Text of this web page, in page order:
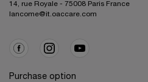
14, rue Royale - 75008 Paris France
lancome@it.oaccare.com
Purchase option